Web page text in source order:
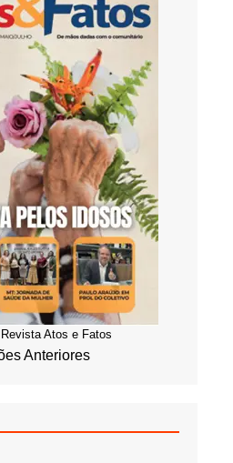
Atos e Fatos
Anteriores